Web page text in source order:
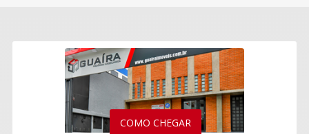
COMO CHEGAR